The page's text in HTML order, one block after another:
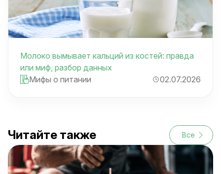
Молоко вымывает кальций из костей: правда
или миф, разбор данных
Мифы о питании
02.07.2026
Читайте также Все